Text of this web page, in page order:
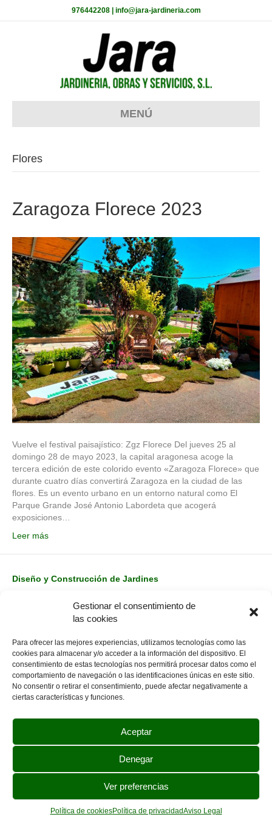
Gestionar el consentimiento de
las cookies
Para ofrecer las mejores experiencias, utilizamos tecnologías como las
cookies para almacenar y/o acceder a la información del dispositivo. El
consentimiento de estas tecnologías nos permitirá procesar datos como el
comportamiento de navegación o las identificaciones únicas en este sitio.
No consentir o retirar el consentimiento, puede afectar negativamente a
ciertas características y funciones.
Aceptar
Denegar
Ver preferencias
Política de cookiesPolítica de privacidadAviso Legal
976442208 | info@jara-jardineria.com
MENÚ
Flores
Zaragoza Florece 2023
Vuelve el festival paisajístico: Zgz Florece Del jueves 25 al
domingo 28 de mayo 2023, la capital aragonesa acoge la
tercera edición de este colorido evento «Zaragoza Florece» que
durante cuatro días convertirá Zaragoza en la ciudad de las
flores. Es un evento urbano en un entorno natural como El
Parque Grande José Antonio Labordeta que acogerá
exposiciones…
Leer más
Diseño y Construcción de Jardines
Política de Privacidad
Política de Cookies
976442208
© 2026 Jara Jardinería Obras y Servicios S.L.